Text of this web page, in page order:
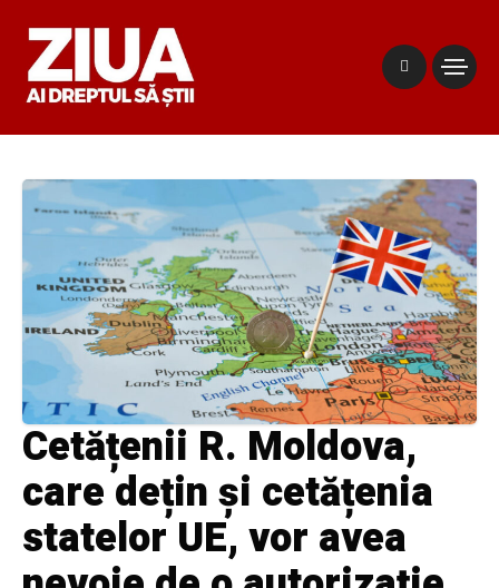
Cetățenii R. Moldova,
care dețin și cetățenia
statelor UE, vor avea